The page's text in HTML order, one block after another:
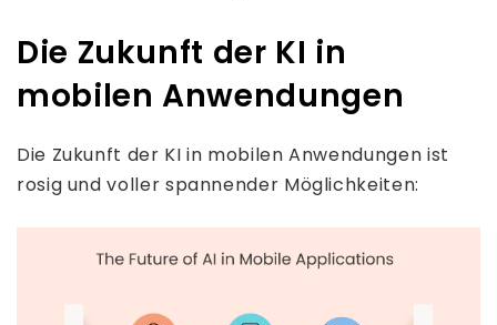
Die Zukunft der KI in
mobilen Anwendungen
Die Zukunft der KI in mobilen Anwendungen ist
rosig und voller spannender Möglichkeiten: